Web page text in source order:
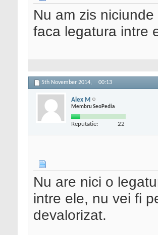
Nu am zis
faca legatura intre
5th November 2014, 00:13
Alex M
Membru SeoPedia
Reputatie: 22
Nu are nici o
intre ele, nu vei fi
devalorizat.